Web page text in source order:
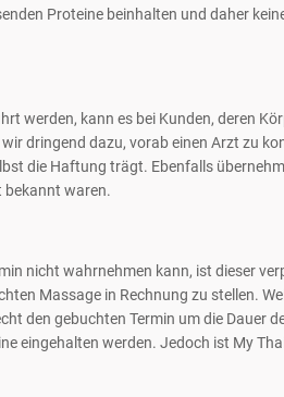
Proteine beinhalten und daher
werden, kann es bei Kunden, deren
dringend dazu, vorab einen Arzt zu
die Haftung trägt. Ebenfalls
bekannt waren.
nicht wahrnehmen kann, ist dieser
Massage in Rechnung zu stellen.
den gebuchten Termin um die Dauer
eingehalten werden. Jedoch ist My